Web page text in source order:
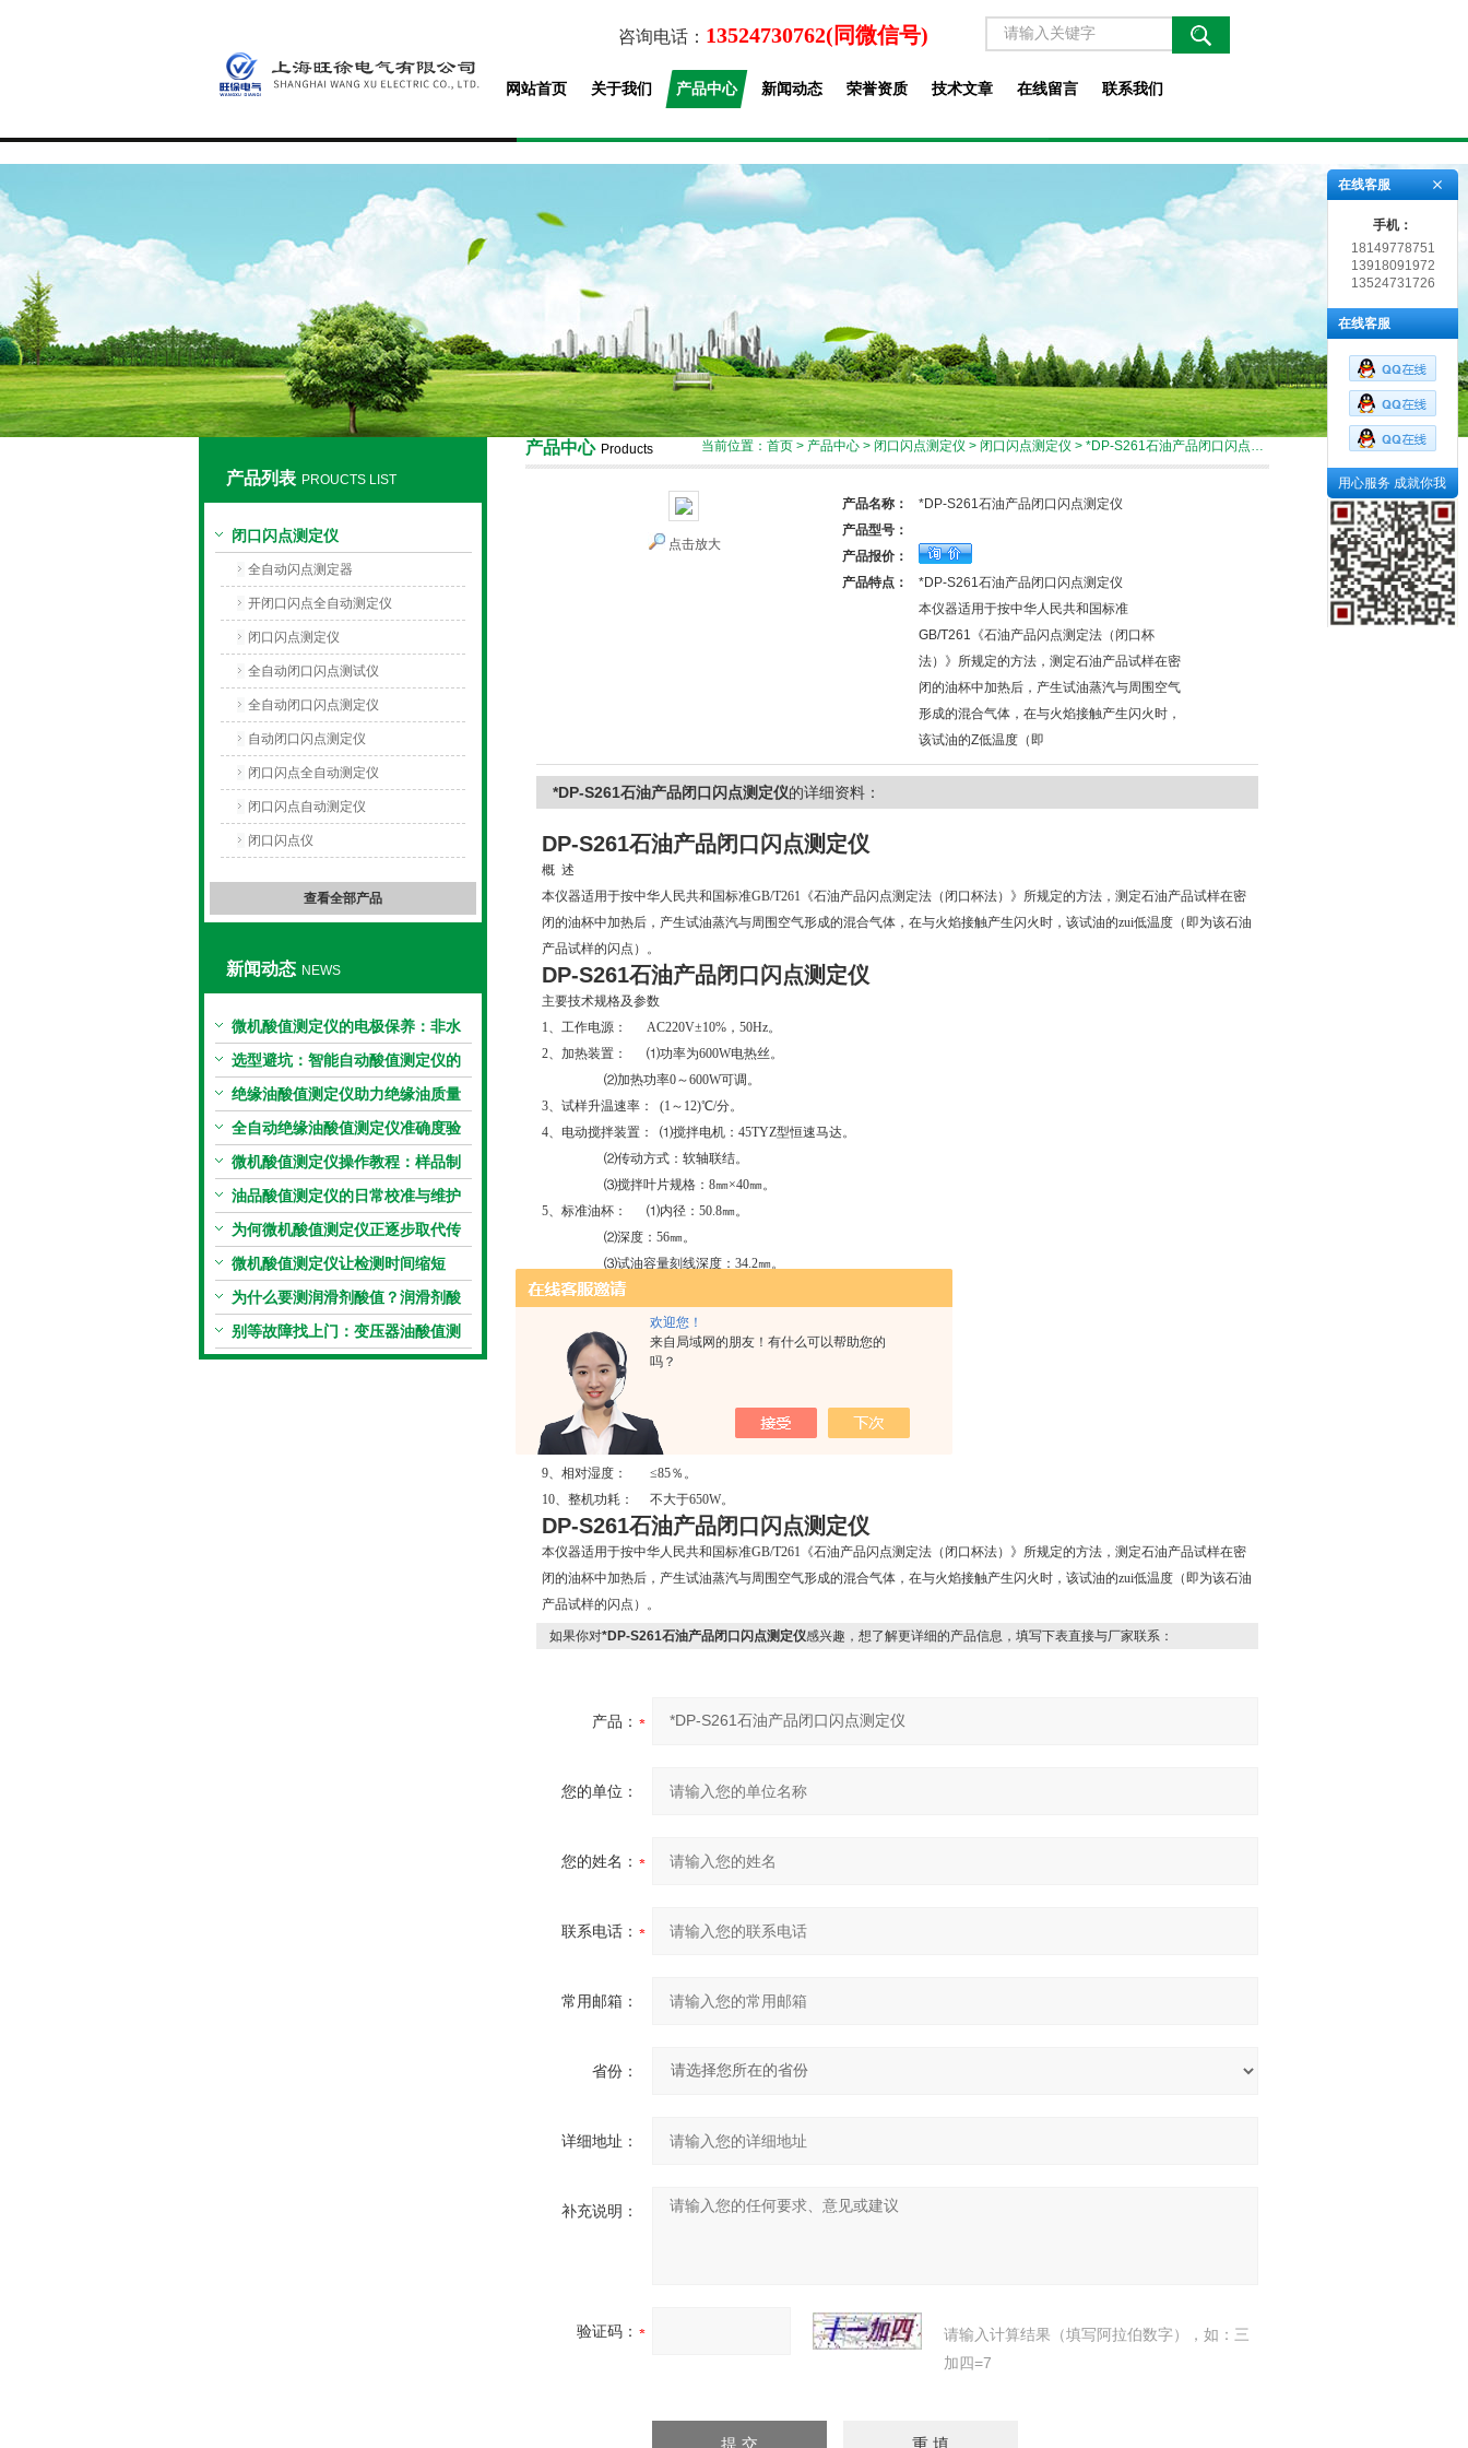
欢迎您！
来自局域网的朋友！有什么可以帮助您的
吗？
上海旺徐电气有限公司
咨询电话： 13524730762(同微信号)
网站首页 关于我们 产品中心 新闻动态 荣誉资质 技术文章 在线留言 联系我们
产品列表 PROUCTS LIST
闭口闪点测定仪
全自动闪点测定器
开闭口闪点全自动测定仪
闭口闪点测定仪
全自动闭口闪点测试仪
全自动闭口闪点测定仪
自动闭口闪点测定仪
闭口闪点全自动测定仪
闭口闪点自动测定仪
闭口闪点仪
查看全部产品
新闻动态 NEWS
微机酸值测定仪的电极保养：非水
电极的清洗与活化方法
选型避坑：智能自动酸值测定仪的
加热功率与萃取时间关系
绝缘油酸值测定仪助力绝缘油质量
把控，降低设备故障
全自动绝缘油酸值测定仪准确度验
证：标准物质标定步骤
微机酸值测定仪操作教程：样品制
备、参数设置与结果解读
油品酸值测定仪的日常校准与维护
流程
为何微机酸值测定仪正逐步取代传
统手动滴定法？
微机酸值测定仪让检测时间缩短
50%
为什么要测润滑剂酸值？润滑剂酸
值测定法告诉你答案
别等故障找上门：变压器油酸值测
试仪的预警功能
产品中心 Products 当前位置： 首页 > 产品中心 > 闭口闪点测定仪 > 闭口闪点测定仪 > *DP-S261石油产品闭口闪点测定仪
点击放大
产品名称：
*DP-S261石油产品闭口闪点测定仪
产品型号：
产品报价：
产品特点：
*DP-S261石油产品闭口闪点测定仪
本仪器适用于按中华人民共和国标准
GB/T261《石油产品闪点测定法（闭口杯
法）》所规定的方法，测定石油产品试样在密
闭的油杯中加热后，产生试油蒸汽与周围空气
形成的混合气体，在与火焰接触产生闪火时，
该试油的Z低温度（即
*DP-S261石油产品闭口闪点测定仪的详细资料：
DP-S261石油产品闭口闪点测定仪
概 述
本仪器适用于按中华人民共和国标准GB/T261《石油产品闪点测定法（闭口杯法）》所规定的方法，测定石油产品试样在密
闭的油杯中加热后，产生试油蒸汽与周围空气形成的混合气体，在与火焰接触产生闪火时，该试油的zui低温度（即为该石油
产品试样的闪点）。
DP-S261石油产品闭口闪点测定仪
主要技术规格及参数
1、工作电源： AC220V±10%，50Hz。
2、加热装置： ⑴功率为600W电热丝。
⑵加热功率0～600W可调。
3、试样升温速率： (1～12)℃/分。
4、电动搅拌装置： ⑴搅拌电机：45TYZ型恒速马达。
⑵传动方式：软轴联结。
⑶搅拌叶片规格：8㎜×40㎜。
5、标准油杯： ⑴内径：50.8㎜。
⑵深度：56㎜。
⑶试油容量刻线深度：34.2㎜。
⑷试油容量：约70毫升。
6、引火装置： ⑴引火源：煤气（或其它民用可燃气，下同）。
⑵引火器孔径：0.8㎜。
7、温度计： 内标式水银温度计，符合GB514的规定。
⑴刻度(-30～170)℃，分度1℃。
⑵刻度(100～300)℃，分度1℃。
8、环境温度： ≤35℃。
9、相对湿度： ≤85％。
10、整机功耗： 不大于650W。
DP-S261石油产品闭口闪点测定仪
本仪器适用于按中华人民共和国标准GB/T261《石油产品闪点测定法（闭口杯法）》所规定的方法，测定石油产品试样在密
闭的油杯中加热后，产生试油蒸汽与周围空气形成的混合气体，在与火焰接触产生闪火时，该试油的zui低温度（即为该石油
产品试样的闪点）。
如果你对*DP-S261石油产品闭口闪点测定仪感兴趣，想了解更详细的产品信息，填写下表直接与厂家联系：
产品：
您的单位：
您的姓名：
联系电话：
常用邮箱：
省份：
详细地址：
补充说明：
验证码：
请输入计算结果（填写阿拉伯数字），如：三
加四=7
在线客服
手机：
18149778751
13918091972
13524731726
在线客服
用心服务 成就你我